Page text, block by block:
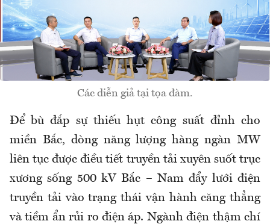
Các diễn giả tại tọa đàm.
Để bù đắp sự thiếu hụt công suất đỉnh cho
miền Bắc, dòng năng lượng hàng ngàn MW
liên tục được điều tiết truyền tải xuyên suốt trục
xương sống 500 kV Bắc – Nam đẩy lưới điện
truyền tải vào trạng thái vận hành căng thẳng
và tiềm ẩn rủi ro điện áp. Ngành điện thậm chí